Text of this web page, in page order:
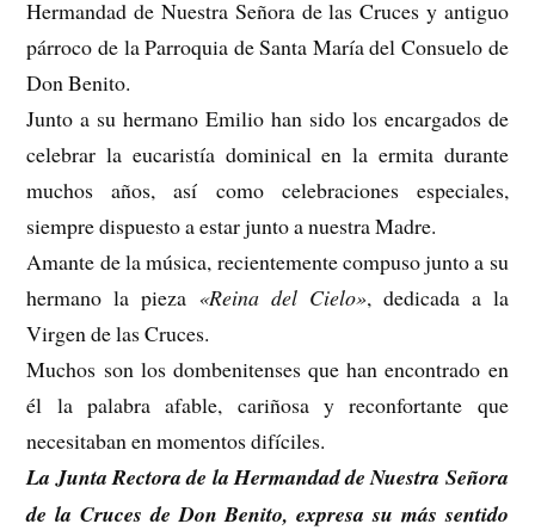
Hermandad de Nuestra Señora de las Cruces y antiguo
párroco de la Parroquia de Santa María del Consuelo de
Don Benito.
Junto a su hermano Emilio han sido los encargados de
celebrar la eucaristía dominical en la ermita durante
muchos años, así como celebraciones especiales,
siempre dispuesto a estar junto a nuestra Madre.
Amante de la música, recientemente compuso junto a su
hermano la pieza «Reina del Cielo», dedicada a la
Virgen de las Cruces.
Muchos son los dombenitenses que han encontrado en
él la palabra afable, cariñosa y reconfortante que
necesitaban en momentos difíciles.
La Junta Rectora de la Hermandad de Nuestra Señora
de la Cruces de Don Benito, expresa su más sentido